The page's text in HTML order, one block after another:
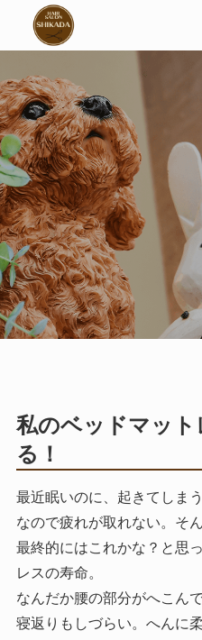
私のベッドマッ
る！
最近眠いのに、起きてしまう
なので疲れが取れない。そ
最終的にはこれかな？と思
レスの寿命。
なんだか腰の部分がへこん
寝返りもしづらい。へんに